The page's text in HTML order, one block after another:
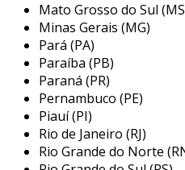
final.
principais aplicações
desbaste para metal
os discos de desbaste para
ampla gama de aplicações
indústrias. sua versatilidade
utilizados em diferentes
Mato Grosso do Sul
Minas Gerais (MG)
Pará (PA)
Paraíba (PB)
Paraná (PR)
Pernambuco (PE)
Piauí (PI)
Rio de Janeiro (RJ)
Rio Grande do Norte